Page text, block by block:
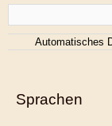
Automatisches
Sprachen